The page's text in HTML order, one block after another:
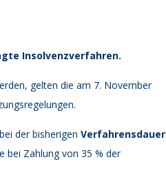
Insolvenzverfahren.
gelten die am 7. November
der bisherigen Verfahrensdauer
bei Zahlung von 35 % der